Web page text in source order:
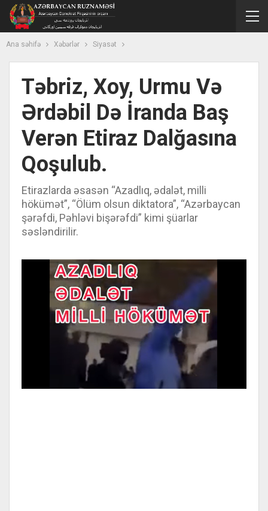
Ana səhifə Xəbərlər Siyasət
Təbriz, Xoy, Urmu Və
Ərdəbil Də İranda Baş
Verən Etiraz Dalğasına
Qoşulub.
Etirazlarda əsasən “Azadlıq, ədalət, milli
hökümət”, “Ölüm olsun diktatora”, “Azərbaycan
şərəfdi, Pəhləvi bişərəfdi” kimi şüarlar
səsləndirilir.